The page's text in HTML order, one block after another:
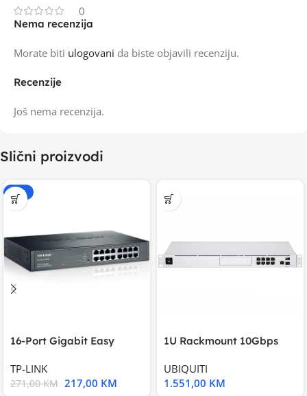
0
Recenzije
Još nema recenzija.
Nema recenzija
Morate biti ulogovani da biste objavili recenziju.
Slični proizvodi
-20%
16-Port Gigabit Easy
TP-LINK
271,00KM 217,00 KM
1U Rackmount 10Gbps
UBIQUITI
1.551,00 KM